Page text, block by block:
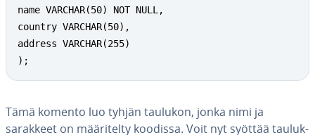
name VARCHAR(50) NOT NULL,
country VARCHAR(50),
address VARCHAR(255)
);
Tämä komento luo tyhjän taulukon, jonka nimi ja
sarakkeet on mää­ri­tel­ty koodissa. Voit nyt syöttää tau­luk­